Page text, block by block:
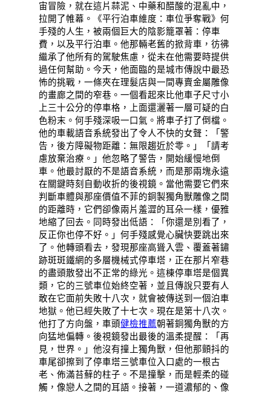
宙冒險，就在這片蒜泥、中藥和醋酸的混亂中，
拉開了帷幕。《平行泊車維度：車位爭奪戰》何
手殘的人生，被兩個巨大的陰影籠罩著：停車
費，以及平行泊車。他那輛老舊的掀背車，彷彿
繼承了他所有的駕駛焦慮，從未在他需要時提供
過任何幫助。今天，他面臨的是城市傳說中最恐
怖的挑戰，一條夾在理髮店與一間專賣金屬雕像
的畫廊之間的窄巷。一個看起來比他車子尺寸小
上三十公分的停車格，上面還灑著一層可疑的白
色粉末。何手殘深吸一口氣。將車子打了倒檔。
他的車載語音系統發出了令人不快的女聲：「警
告，後方障礙物距離：無限趨近於零。」「請考
慮放棄治療。」他忽略了警告，開始緩慢地倒
車。他最討厭的不是語音系統，而是那兩塊永遠
在關鍵時刻自動收折的後視鏡。當他需要它們來
判斷車體與那座價值不菲的銅製獨角獸雕像之間
的距離時，它們卻像兩片羞澀的耳朵一樣，優雅
地縮了回去。同時發出低語：「你還是別看了，
反正你也停不好。」何手殘感覺心臟快要跳出來
了。他轉頭看去，發現那座高聳入雲、覆蓋著鏽
跡斑斑鐵網的多層機械式停車塔，正在那片窄巷
的盡頭散發出不正常的綠光。這棟停車塔是個異
類，它的三號車位始終空著，並且傳說只要有人
敢在它面前失敗十八次，就會被傳送到一個泊車
地獄。他已經失敗了十七次。現在是第十八次。
他打了方向盤，車頭健檢推薦朝著銅獨角獸的方
向猛地偏轉。後視鏡發出最後的溫柔提醒：「再
見，世界。」他沒有撞上獨角獸，但他那顫抖的
車尾卻擦到了停車塔三號車位入口處的一根古
老、佈滿苔蘚的柱子。不是撞擊，而是輕柔的碰
觸，像戀人之間的耳語。接著，一道濃郁的、像